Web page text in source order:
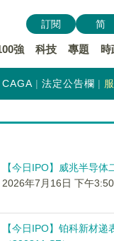
強 科技 專題 時
訂閱 简
CAGA 法定公告欄
【今日IPO】威兆半导体
2026年7月16日 下午3:50
【今日IPO】铂科新材递